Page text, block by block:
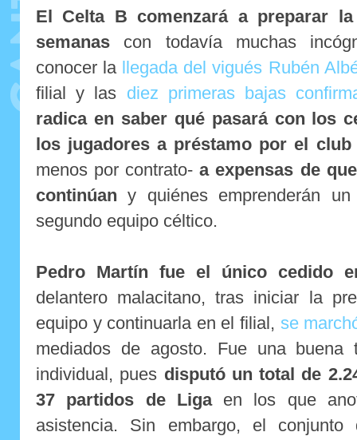
El Celta B comenzará a preparar
semanas con todavía muchas
conocer la
llegada del vigués Rubén
filial y las diez primeras bajas
radica en saber qué pasará con los
los jugadores a préstamo por el
menos por contrato-a expensas de
continúan y quiénes emprenderán
segundo equipo céltico.
Pedro Martín fue el único cedido
delantero malacitano, tras iniciar la
equipo y continuarla en el filial, se
mediados de agosto. Fue una
individual, pues disputó un total de
37 partidos de Ligaen los que
asistencia. Sin embargo, el